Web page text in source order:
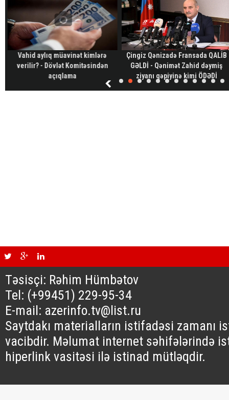
Vahid aylıq müavinət kimlərə
verilir? - Dövlət Komitəsindən
açıqlama
Çingiz Qənizadə Fransada QALİB
GƏLDİ - Qənimət Zahid dəymiş
ziyanı qəpiyinə kimi ÖDƏDİ
Təsisçi: Rəhim Hümbətov
Tel: (+99451) 229-95-34
E-mail: azerinfo.tv@list.ru
Saytdakı materialların istifadəsi zamanı
vacibdir. Məlumat internet səhifələrində
hiperlink vasitəsi ilə istinad mütləqdir.